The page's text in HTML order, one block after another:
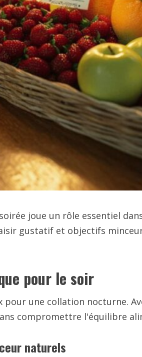
joue un rôle essentiel
gustatif et objectifs
pour le soir
une collation nocturne.
compromettre l'équilibre
naturels